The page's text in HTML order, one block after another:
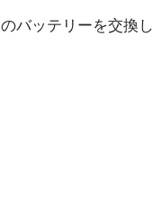
バッテリーを交換し